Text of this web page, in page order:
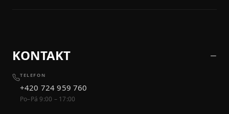
KONTAKT
TELEFON
+420 724 959 760
Po–Pá 9:00 – 17:00